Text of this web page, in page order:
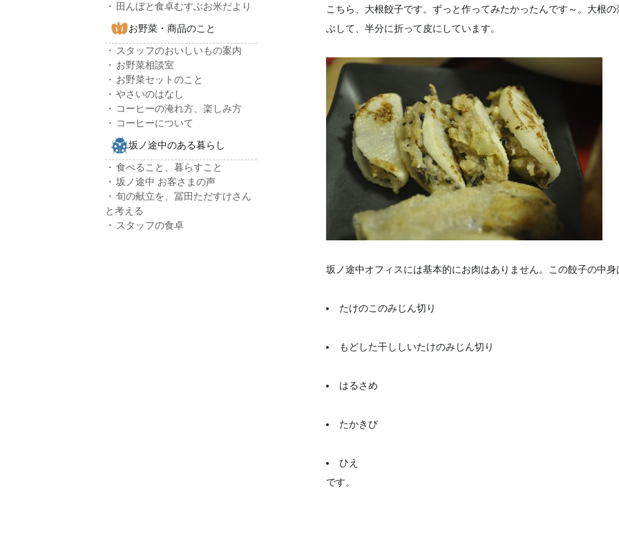
こちら、大根餃子です。ずっと作ってみたかったんです～。大根
ぶして、半分に折って皮にしています。
坂ノ途中オフィスには基本的にお肉はありません。この餃子の中身
たけのこのみじん切り
もどした干ししいたけのみじん切り
はるさめ
たかきび
ひえ
です。
田んぼと食卓むすぶお米だより
お野菜・商品のこと
スタッフのおいしいもの案内
お野菜相談室
お野菜セットのこと
やさいのはなし
コーヒーの淹れ方、楽しみ方
コーヒーについて
坂ノ途中のある暮らし
食べること、暮らすこと
坂ノ途中 お客さまの声
旬の献立を、冨田ただすけさん
と考える
スタッフの食卓